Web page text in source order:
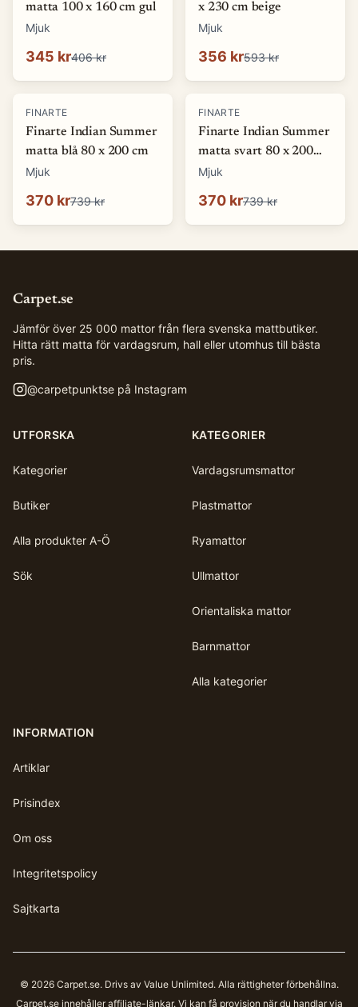
matta 100 x 160 cm gul
Mjuk
345 kr406 kr
x 230 cm beige
Mjuk
356 kr593 kr
-50 %
FINARTE
Finarte Indian Summer
matta blå 80 x 200 cm
Mjuk
370 kr739 kr
-50 %
FINARTE
Finarte Indian Summer
matta svart 80 x 200
cm
Mjuk
370 kr739 kr
Carpet.se
Jämför över 25 000 mattor från flera svenska mattbutiker.
Hitta rätt matta för vardagsrum, hall eller utomhus till bästa
pris.
@carpetpunktse på Instagram
UTFORSKA
Kategorier
Butiker
Alla produkter A-Ö
Sök
KATEGORIER
Vardagsrumsmattor
Plastmattor
Ryamattor
Ullmattor
Orientaliska mattor
Barnmattor
Alla kategorier
INFORMATION
Artiklar
Prisindex
Om oss
Integritetspolicy
Sajtkarta
© 2026 Carpet.se. Drivs av Value Unlimited. Alla rättigheter förbehållna.
Carpet.seinnehåller affiliate-länkar. Vi kan få provision när du handlar via